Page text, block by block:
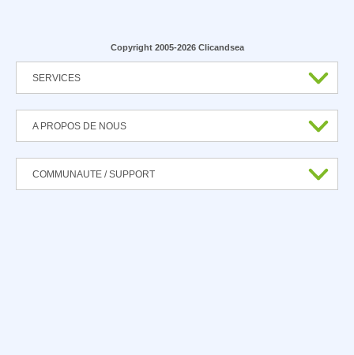
Copyright 2005-2026 Clicandsea
SERVICES
A PROPOS DE NOUS
COMMUNAUTE / SUPPORT